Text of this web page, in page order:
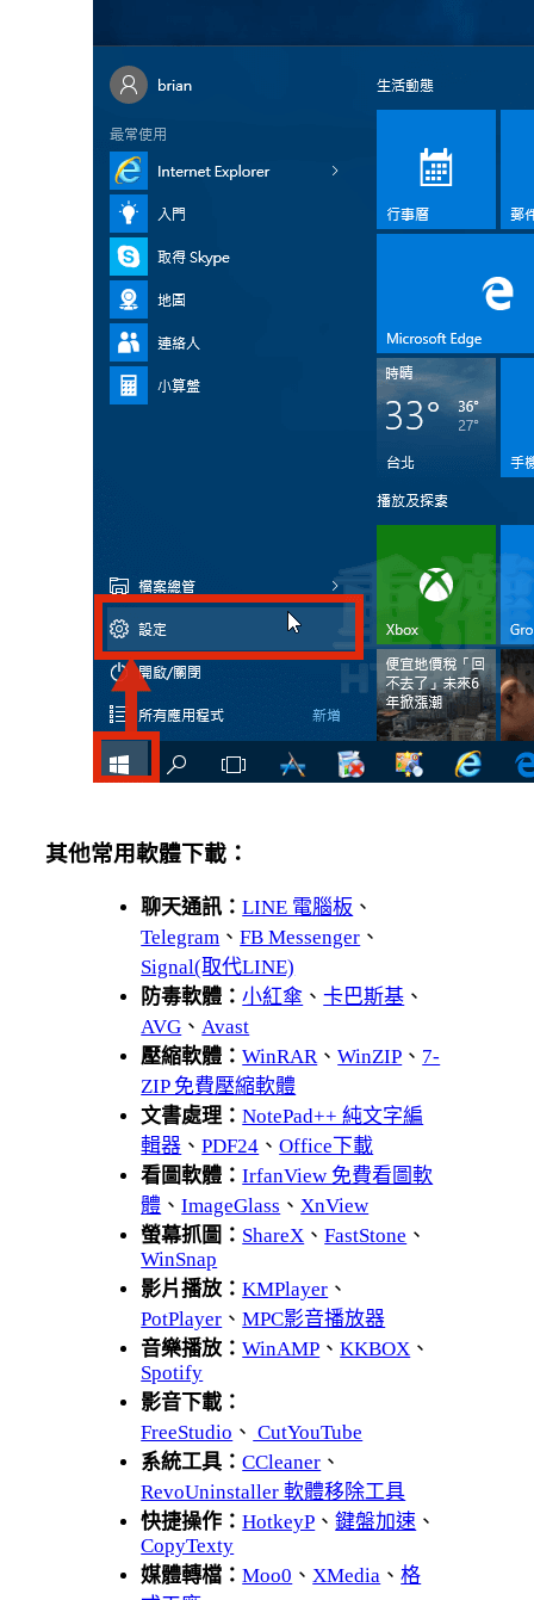
其他常用軟體下載：
聊天通訊：LINE 電腦板 、
Telegram 、FB Messenger 、
Signal(取代LINE)
防毒軟體：小紅傘 、卡巴斯基 、
AVG 、 Avast
壓縮軟體：WinRAR 、WinZIP 、 7-
ZIP 免費壓縮軟體
文書處理：NotePad++ 純文字編
輯器 、PDF24 、Office下載
看圖軟體：IrfanView 免費看圖軟
體 、ImageGlass 、 XnView
螢幕抓圖： ShareX 、FastStone 、
WinSnap
影片播放：KMPlayer 、
PotPlayer 、MPC影音播放器
音樂播放：WinAMP 、KKBOX 、
Spotify
影音下載：
FreeStudio 、 CutYouTube
系統工具：CCleaner 、
RevoUninstaller 軟體移除工具
快捷操作：HotkeyP 、鍵盤加速 、
CopyTexty
媒體轉檔：Moo0 、 XMedia 、格